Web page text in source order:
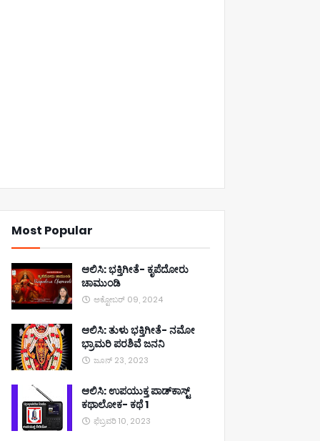
Most Popular
ಆಲಿಸಿ: ಭಕ್ತಿಗೀತೆ- ಕೃಪೆದೋರು
ಚಾಮುಂಡಿ
ಅಕ್ಟೋಬರ್ 09, 2024
ಆಲಿಸಿ: ತುಳು ಭಕ್ತಿಗೀತೆ- ನಮೋ
ಭ್ರಾಮರಿ ಪರಶಿವೆ ಜನನಿ
ಜೂನ್ 23, 2023
ಆಲಿಸಿ: ಉಪಯುಕ್ತ ಪಾಡ್‌ಕಾಸ್ಟ್‌
ಕಥಾಲೋಕ- ಕಥೆ 1
ಫೆಬ್ರವರಿ 10, 2023